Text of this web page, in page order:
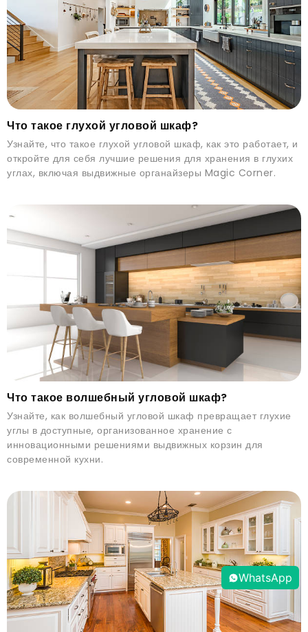
Что такое глухой угловой шкаф?
Узнайте, что такое глухой угловой шкаф, как это работает, и
откройте для себя лучшие решения для хранения в глухих
углах, включая выдвижные органайзеры Magic Corner.
Что такое волшебный угловой шкаф?
Узнайте, как волшебный угловой шкаф превращает глухие
углы в доступные, организованное хранение с
инновационными решениями выдвижных корзин для
современной кухни.
WhatsApp